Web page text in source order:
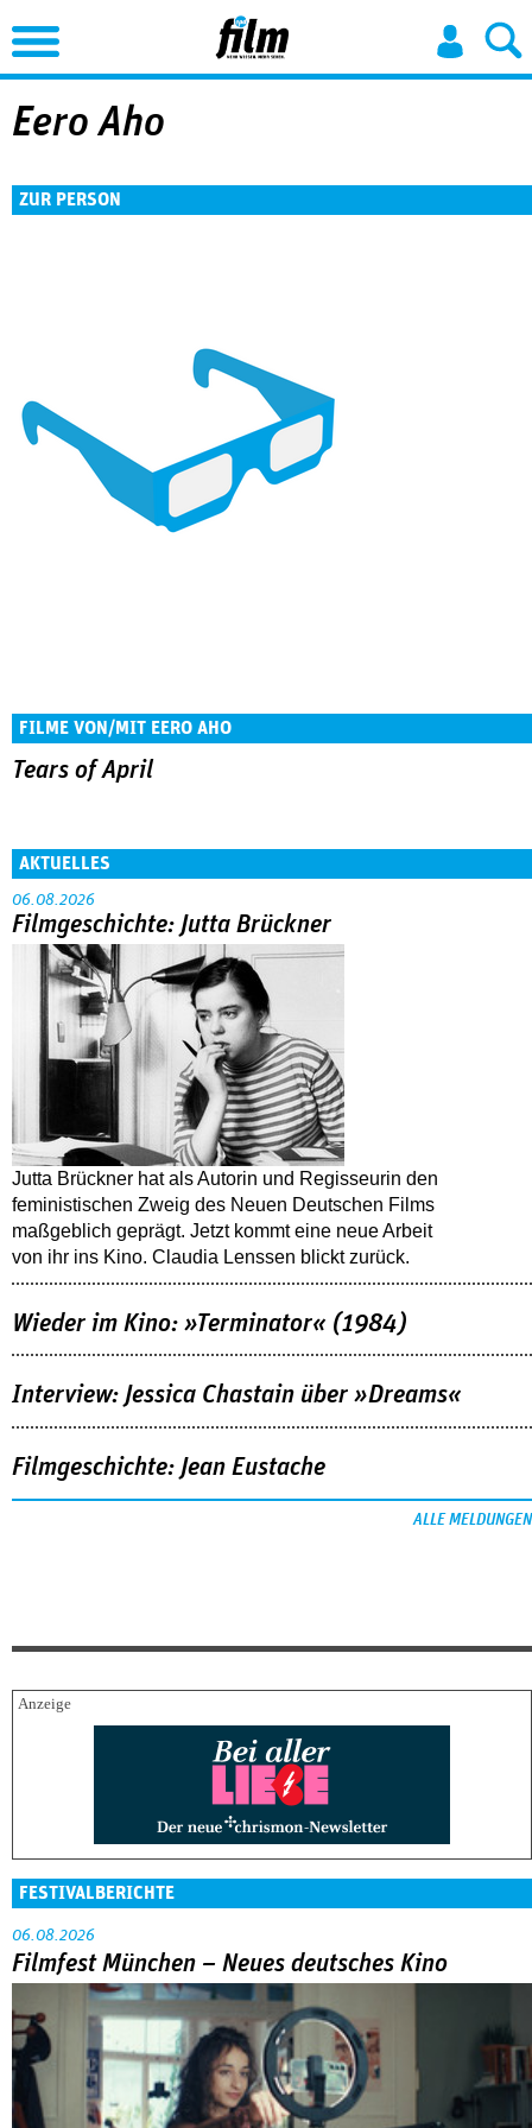
Jump to Navigation
Eero Aho
ZUR PERSON
FILME VON/MIT EERO AHO
Tears of April
AKTUELLES
06.08.2026
Filmgeschichte: Jutta Brückner
Jutta Brückner hat als Autorin und Regisseurin den
feministischen Zweig des Neuen Deutschen Films
maßgeblich geprägt. Jetzt kommt eine neue Arbeit
von ihr ins Kino. Claudia Lenssen blickt zurück.
Wieder im Kino: »Terminator« (1984)
Interview: Jessica Chastain über »Dreams«
Filmgeschichte: Jean Eustache
ALLE MELDUNGEN
FESTIVALBERICHTE
06.08.2026
Filmfest München – Neues deutsches Kino